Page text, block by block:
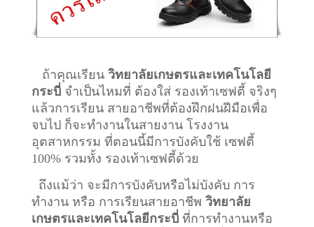
ถ้าคุณเรียน วิทยาลัยเกษตรและเทคโนโลยี
กระบี่จำเป็นไหมที่ ต้องใส่ รองเท้าเซฟตี้ จริงๆ
แล้วการเรียน สายอาชีพที่ต้องฝึกฝนฝีมือเพื่อ
จบไป ก็จะทำงานในสายงาน โรงงาน
อุตสาหกรรม ที่ตอนนี้มีการบังคับใช้ เซฟตี้
100% รวมทั้ง รองเท้าเซฟตี้ด้วย
ถึงแม้ว่า จะมีการบังคับหรือไม่บังคับ การ
ทำงาน หรือ การเรียนสายอาชีพ วิทยาลัย
เกษตรและเทคโนโลยีกระบี่ที่การทำงานหรือ